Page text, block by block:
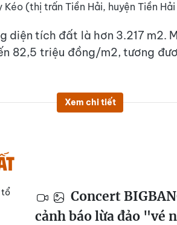
(thị trấn Tiền Hải, huyện Tiền
diện tích đất là hơn 3.217 m2.
82,5 triệu đồng/m2, tương
Xem chi tiết
Concert
cảnh báo lừa đảo "vé